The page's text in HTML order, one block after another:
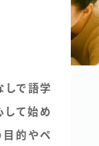
しで語学
て始め
目的やペ